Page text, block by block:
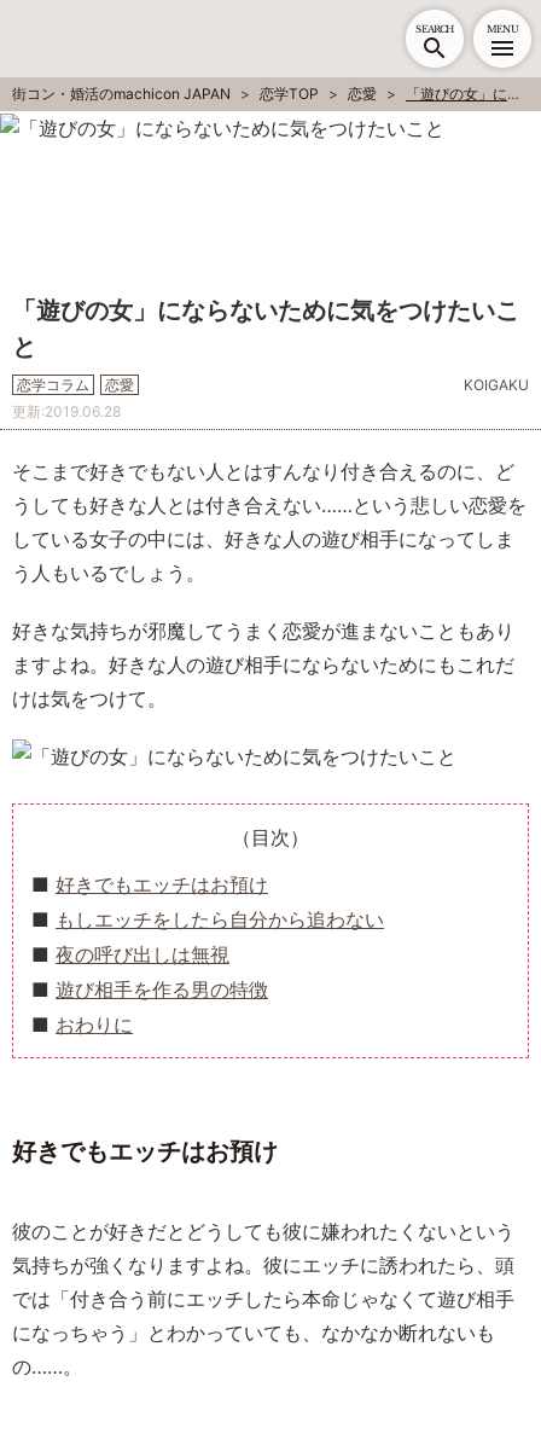
SEARCH MENU
街コン・婚活のmachicon JAPAN 恋学TOP 恋愛 「遊びの女」にならないために気をつけたいこと
「遊びの女」にならないために気をつけたいこ
と
恋学コラム 恋愛
KOIGAKU
更新:2019.06.28
そこまで好きでもない人とはすんなり付き合えるのに、ど
うしても好きな人とは付き合えない……という悲しい恋愛を
している女子の中には、好きな人の遊び相手になってしま
う人もいるでしょう。
好きな気持ちが邪魔してうまく恋愛が進まないこともあり
ますよね。好きな人の遊び相手にならないためにもこれだ
けは気をつけて。
（目次）
好きでもエッチはお預け
もしエッチをしたら自分から追わない
夜の呼び出しは無視
遊び相手を作る男の特徴
おわりに
好きでもエッチはお預け
彼のことが好きだとどうしても彼に嫌われたくないという
気持ちが強くなりますよね。彼にエッチに誘われたら、頭
では「付き合う前にエッチしたら本命じゃなくて遊び相手
になっちゃう」とわかっていても、なかなか断れないも
の……。